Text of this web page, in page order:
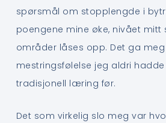
spørsmål om stopplengde i
poengene mine øke, nivået mitt
områder låses opp. Det ga meg
mestringsfølelse jeg aldri
tradisjonell læring før.
Det som virkelig slo meg var